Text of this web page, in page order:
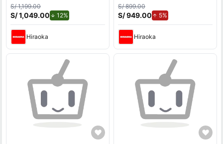
S/ 1,199.00
S/ 1,049.00 12%
Hiraoka
S/ 899.00
S/ 949.00 5%de aumento.
Hiraoka